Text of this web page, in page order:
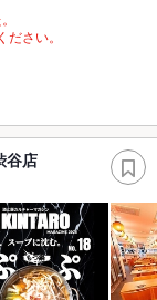
さい。
谷店